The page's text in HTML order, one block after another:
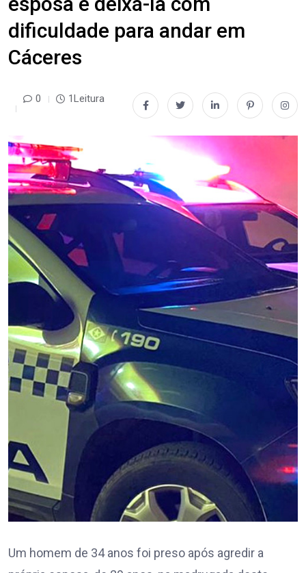
dificuldade para andar em
Cáceres
0 1Leitura
Um homem de 34 anos foi preso após agredir a